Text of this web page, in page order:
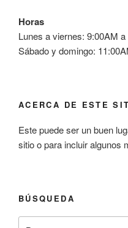
Horas
Lunes a viernes: 9:00AM
Sábado y domingo:
ACERCA DE ESTE
Este puede ser un buen
sitio o para incluir algunos
BÚSQUEDA